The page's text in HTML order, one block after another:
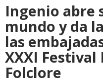
Ingenio abre
mundo y da
las
XXXI
Folclore